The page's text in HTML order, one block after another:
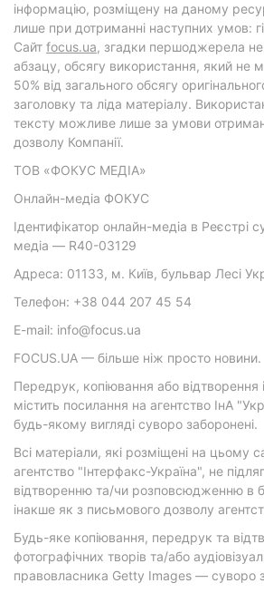
інформацію, розміщену на даному
лише при дотриманні наступних умов:
Cайт focus.ua, згадки першоджерела
абзацу, обсягу використання, який не
50% від загального обсягу
заголовку та ліда матеріалу.
тексту можливе лише за умови
дозволу Компанії.
ТОВ «ФОКУС МЕДІА»
Онлайн-медіа ФОКУС
Ідентифікатор онлайн-медіа в Реєстрі
медіа — R40-03129
Адреса: 01133, м. Київ, бульвар Лесі
Телефон: +38 044 207 45 54
E-mail: info@focus.ua
FOCUS.UA — більше ніж просто новини.
Передрук, копіювання або відтворення
містить посилання на агентство ІнА
будь-якому вигляді суворо заборонені.
Всі матеріали, які розміщені на цьому
агентство "Інтерфакс-Україна", не
відтворенню та/чи розповсюдженню в
інакше як з письмового дозволу
Будь-яке копіювання, передрук та
фотографічних творів та/або
правовласника Getty Images — суворо